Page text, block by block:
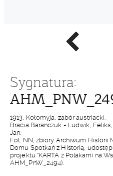
Poprzednie
zdjęcie
Sygnatura:
1913, Kołomyja, zabór austriacki.
Bracia Barańczuk - Ludwik,
Jan.
Fot. NN, zbiory Archiwum Historii
Domu Spotkań z Historią,
projektu "KARTA z Polakami na
AHM_PnW_2494).